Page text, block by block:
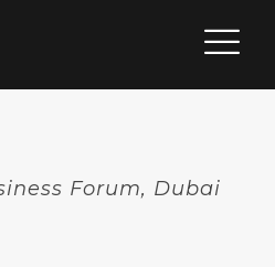
Forum, Dubai